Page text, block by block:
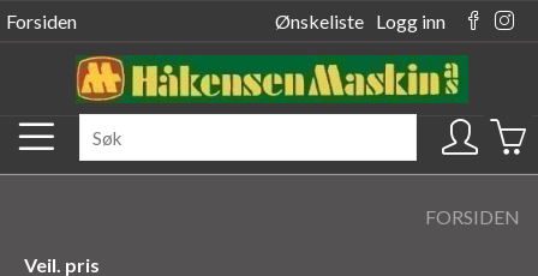
Forsiden Ønskeliste Logg inn
FORSIDEN
Veil. pris